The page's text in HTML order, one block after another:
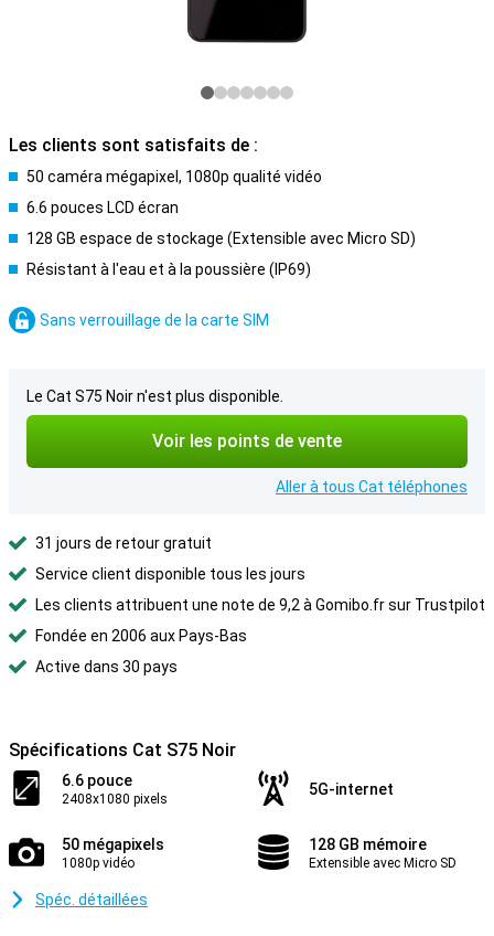
Les clients sont satisfaits de :
50 caméra mégapixel, 1080p qualité vidéo
6.6 pouces LCD écran
128 GB espace de stockage (Extensible avec Micro SD)
Résistant à l'eau et à la poussière (IP69)
Sans verrouillage de la carte SIM
Le Cat S75 Noir n'est plus disponible.
Voir les points de vente
Aller à tous Cat téléphones
31 jours de retour gratuit
Service client disponible tous les jours
Les clients attribuent une note de 9,2 à Gomibo.fr sur Trustpilot
Fondée en 2006 aux Pays-Bas
Active dans 30 pays
Spécifications Cat S75 Noir
6.6 pouce
2408x1080 pixels
5G-internet
50 mégapixels
1080p vidéo
128 GB mémoire
Extensible avec Micro SD
Spéc. détaillées